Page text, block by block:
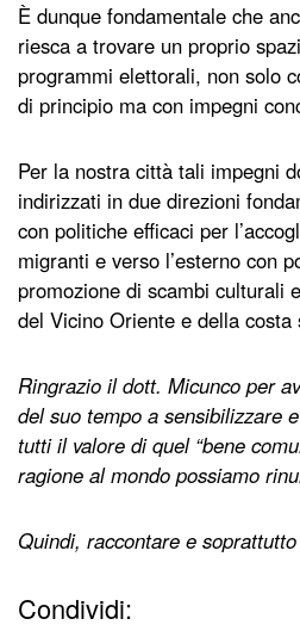
È dunque fondamentale che
riesca a trovare un proprio
programmi elettorali, non solo
di principio ma con impegni
Per la nostra città tali impegni
indirizzati in due direzioni
con politiche efficaci per
migranti e verso l’esterno con
promozione di scambi culturali
del Vicino Oriente e della
Ringrazio il dott. Micunco per
del suo tempo a sensibilizzare
tutti il valore di quel “bene
ragione al mondo possiamo
Quindi, raccontare e
Condividi: